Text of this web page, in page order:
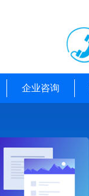
企业咨询